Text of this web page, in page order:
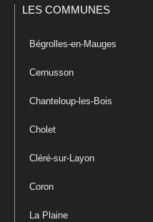
LES COMMUNES
Bégrolles-en-Mauges
Cernusson
Chanteloup-les-Bois
Cholet
Cléré-sur-Layon
Coron
La Plaine